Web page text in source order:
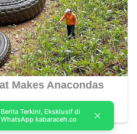
Berita Terkini, Eksklusif di
WhatsApp kabaraceh.co